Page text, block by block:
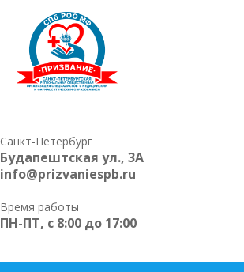
Санкт-Петербург
Будапештская ул., 3А
info@prizvaniespb.ru
Время работы
ПН-ПТ, с 8:00 до 17:00